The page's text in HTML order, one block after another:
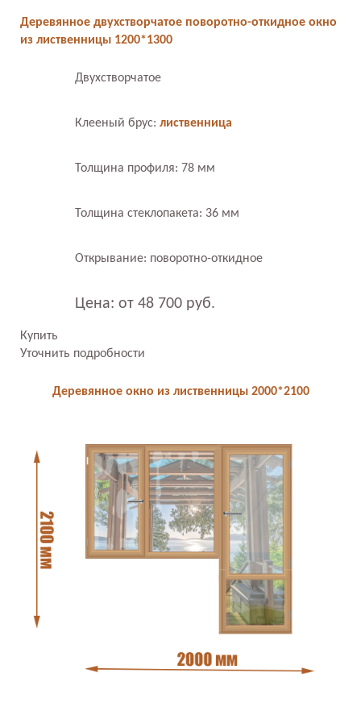
Деревянное двухстворчатое поворотно-откидное окно
из лиственницы 1200*1300
Двухстворчатое
Клееный брус: лиственница
Толщина профиля: 78 мм
Толщина стеклопакета: 36 мм
Открывание: поворотно-откидное
Цена: от 48 700 руб.
Купить
Уточнить подробности
Деревянное окно из лиственницы 2000*2100